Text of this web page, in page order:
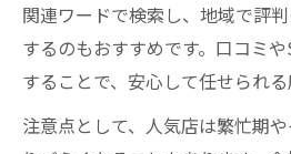
関連ワードで検索し、地域で評
するのもおすすめです。口コミ
することで、安心して任せられる
注意点として、人気店は繁忙期